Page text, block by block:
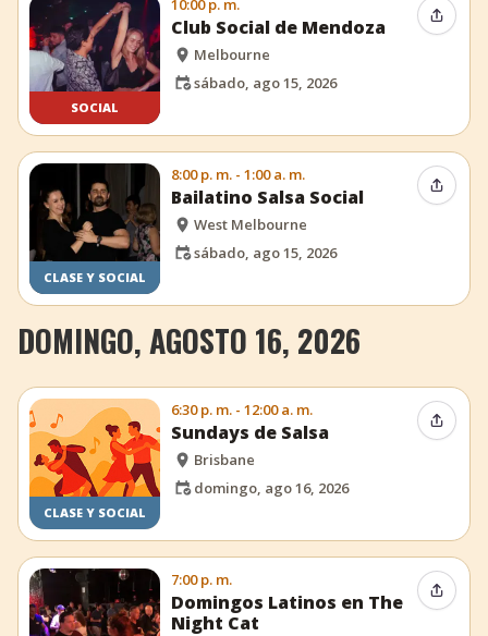
SOCIAL
10:00 p. m.
Club Social de Mendoza
Melbourne
sábado, ago 15, 2026
CLASE Y SOCIAL
8:00 p. m. - 1:00 a. m.
Bailatino Salsa Social
West Melbourne
sábado, ago 15, 2026
DOMINGO, AGOSTO 16, 2026
CLASE Y SOCIAL
6:30 p. m. - 12:00 a. m.
Sundays de Salsa
Brisbane
domingo, ago 16, 2026
7:00 p. m.
Domingos Latinos en The
Night Cat